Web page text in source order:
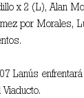
x 2 (L), Alan
por Morales,
Lanús